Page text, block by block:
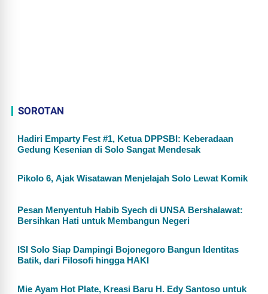
SOROTAN
Hadiri Emparty Fest #1, Ketua DPPSBI: Keberadaan
Gedung Kesenian di Solo Sangat Mendesak
Pikolo 6, Ajak Wisatawan Menjelajah Solo Lewat Komik
Pesan Menyentuh Habib Syech di UNSA Bershalawat:
Bersihkan Hati untuk Membangun Negeri
ISI Solo Siap Dampingi Bojonegoro Bangun Identitas
Batik, dari Filosofi hingga HAKI
Mie Ayam Hot Plate, Kreasi Baru H. Edy Santoso untuk